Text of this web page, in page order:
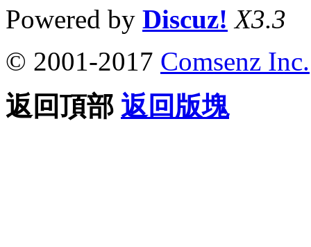
Powered by Discuz! X3.3
© 2001-2017 Comsenz Inc.
返回頂部 返回版塊